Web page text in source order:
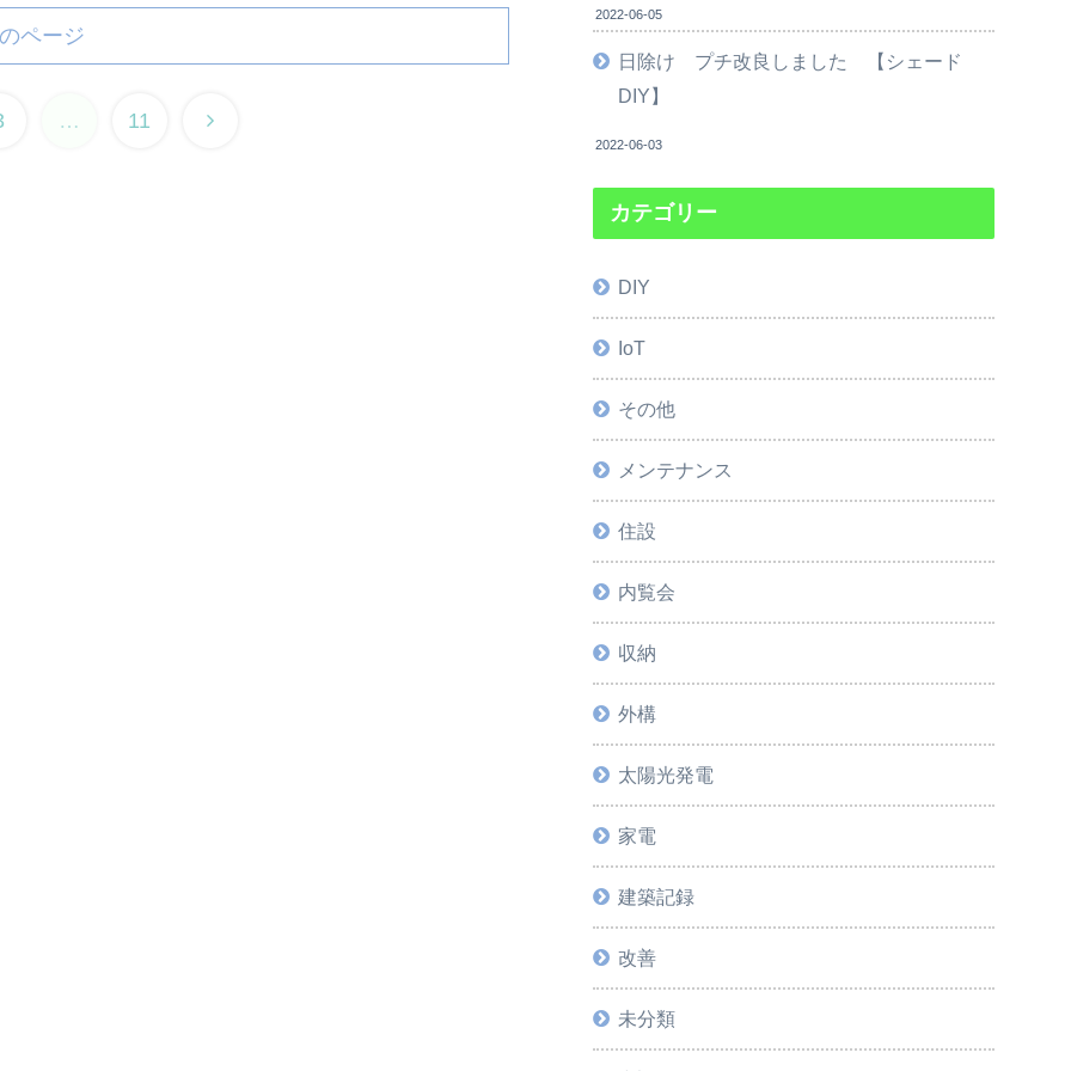
ページ
… 11 次
2022-06-05
日除け プチ改良しました 【シェード
DIY】
2022-06-03
カテゴリー
DIY
IoT
その他
メンテナンス
住設
内覧会
収納
外構
太陽光発電
家電
建築記録
改善
未分類